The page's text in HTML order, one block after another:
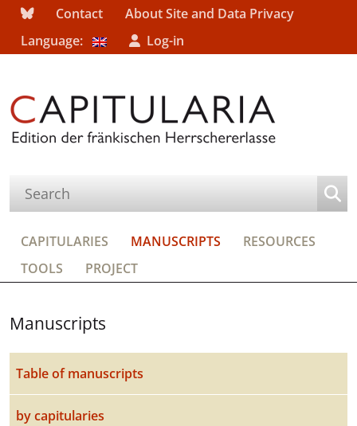
Contact
About Site and Data Privacy
Language:
Log-in
CAPITULARIES MANUSCRIPTS
RESOURCES
TOOLS
PROJECT
Manuscripts
Table of manuscripts
by capitularies